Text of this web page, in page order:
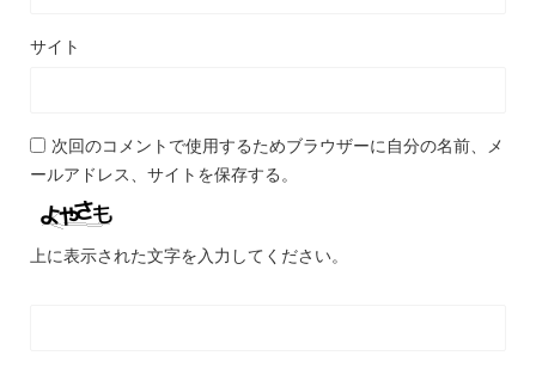
サイト
次回のコメントで使用するためブラウザーに自分の名前、メ
ールアドレス、サイトを保存する。
上に表示された文字を入力してください。